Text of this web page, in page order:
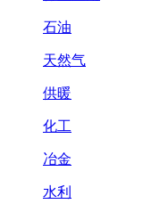
石油
天然气
供暖
化工
冶金
水利